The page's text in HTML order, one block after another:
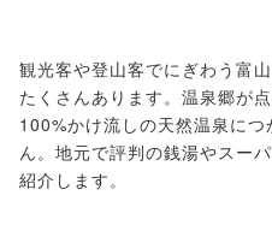
観光客や登山客でにぎわう富
たくさんあります。温泉郷が
100%かけ流しの天然温泉に
ん。地元で評判の銭湯やスー
紹介します。